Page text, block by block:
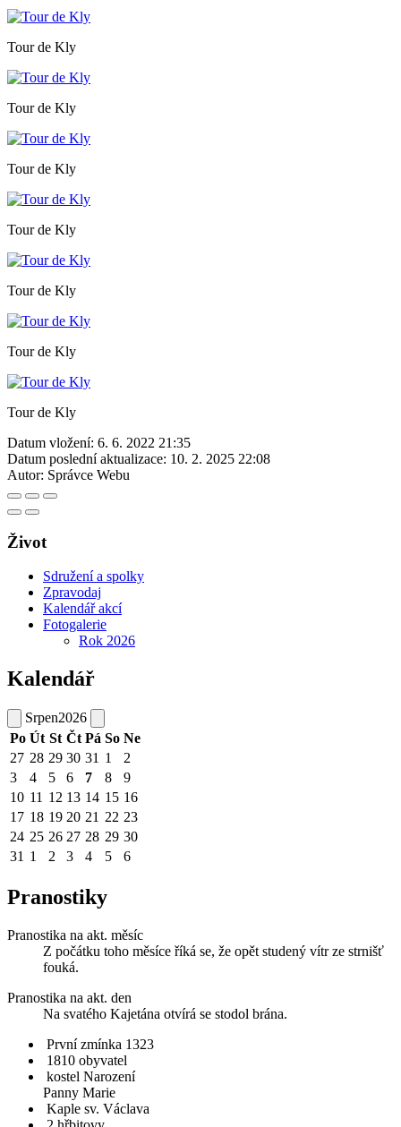
Tour de Kly
Tour de Kly
Tour de Kly
Tour de Kly
Tour de Kly
Tour de Kly
Tour de Kly
Datum vložení: 6. 6. 2022 21:35
Datum poslední aktualizace: 10. 2. 2025 22:08
Autor: Správce Webu
Život
Sdružení a spolky
Zpravodaj
Kalendář akcí
Fotogalerie
Rok 2026
Kalendář
Srpen2026
Po Út St Čt Pá So Ne
27 28 29 30 31 1
2
3
4 5 6 7 8
9
10 11 12 13 14 15 16
17 18 19 20 21 22 23
24 25 26 27 28 29 30
31 1 2 3 4 5 6
Pranostiky
Pranostika na akt. měsíc
Z počátku toho měsíce říká se, že opět studený vítr ze strnišť
fouká.
Pranostika na akt. den
Na svatého Kajetána otvírá se stodol brána.
První zmínka 1323
1810 obyvatel
kostel Narození
Panny Marie
Kaple sv. Václava